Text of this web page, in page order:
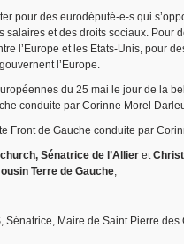
pour des eurodéputé-e-s qui
salaires et des droits sociaux. Pour
l’Europe et les Etats-Unis, pour
l’Europe.
du 25 mai le jour de la
conduite par Corinne Morel
Front de Gauche conduite par
Sénatrice de l’Allier et
Terre de Gauche,
, Sénatrice, Maire de Saint Pierre